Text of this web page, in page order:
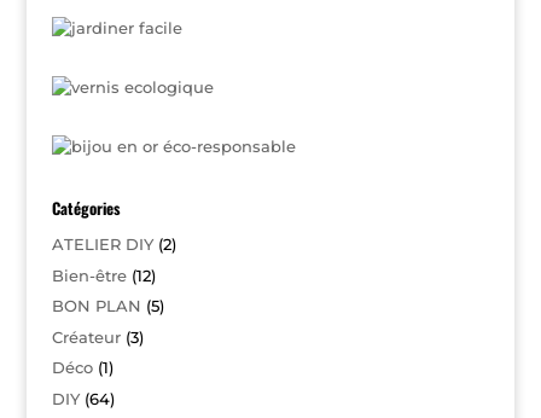
Catégories
ATELIER DIY(2)
Bien-être(12)
BON PLAN (5)
Créateur(3)
Déco(1)
DIY(64)